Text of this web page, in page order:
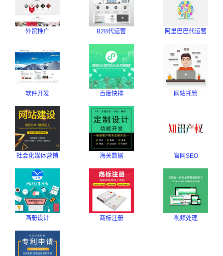
外贸推广 B2B代运营 阿里巴巴代运营
软件开发 百度快排 网站托管
社会化媒体营销 海关数据 官网SEO
画册设计 商标注册 视频处理